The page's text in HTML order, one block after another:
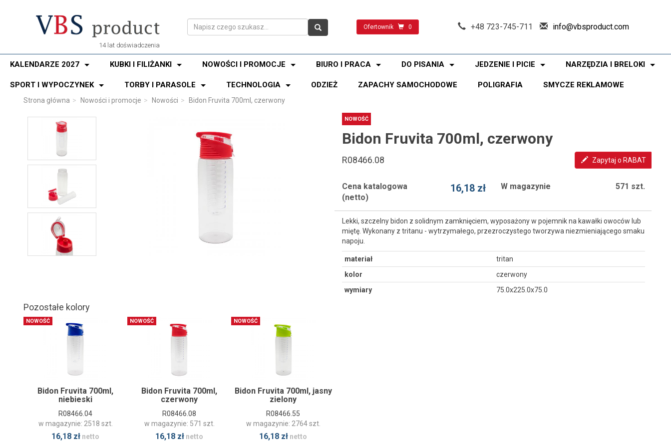
14 lat doświadczenia
Ofertownik 0 +48 723-745-711 info@vbsproduct.com
KALENDARZE 2027 KUBKI I FILIŻANKI NOWOŚCI I PROMOCJE BIURO I PRACA DO PISANIA JEDZENIE I PICIE NARZĘDZIA I BRELOKI
SPORT I WYPOCZYNEK TORBY I PARASOLE TECHNOLOGIA ODZIEŻ ZAPACHY SAMOCHODOWE POLIGRAFIA SMYCZE REKLAMOWE
Strona główna Nowości i promocje Nowości Bidon Fruvita 700ml, czerwony
NOWOŚĆ
Bidon Fruvita 700ml, czerwony
R08466.08 Zapytaj o RABAT
Cena katalogowa
(netto)
16,18 zł W magazynie 571 szt.
Lekki, szczelny bidon z solidnym zamknięciem, wyposażony w pojemnik na kawałki owoców lub
miętę. Wykonany z tritanu - wytrzymałego, przezroczystego tworzywa niezmieniającego smaku
napoju.
materiał
tritan
kolor
czerwony
wymiary
75.0x225.0x75.0
Pozostałe kolory
NOWOŚĆ
Bidon Fruvita 700ml,
niebieski
R08466.04
w magazynie: 2518 szt.
16,18 zł netto
NOWOŚĆ
Bidon Fruvita 700ml,
czerwony
R08466.08
w magazynie: 571 szt.
16,18 zł netto
NOWOŚĆ
Bidon Fruvita 700ml, jasny
zielony
R08466.55
w magazynie: 2764 szt.
16,18 zł netto